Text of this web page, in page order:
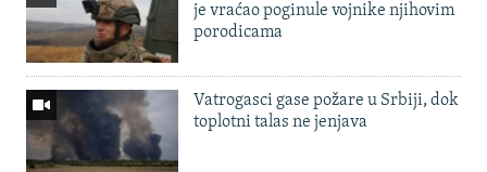
je vraćao poginule vojnike njihovim
porodicama
Vatrogasci gase požare u Srbiji, dok
toplotni talas ne jenjava